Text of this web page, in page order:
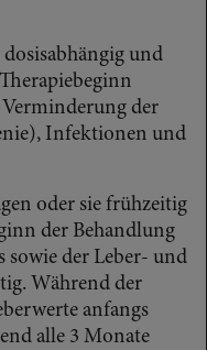
und
Verminderung der
Infektionen und
oder sie frühzeitig
der Behandlung
sowie der Leber- und
Während der
anfangs
alle 3 Monate